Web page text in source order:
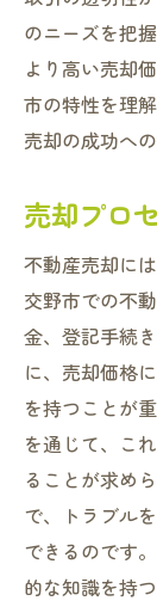
のニーズを把
より高い売却
市の特性を理
売却の成功へ
売却プロ
不動産売却に
交野市での不
金、登記手続
に、売却価格
を持つことが
を通じて、こ
ることが求め
で、トラブル
できるのです
的な知識を持